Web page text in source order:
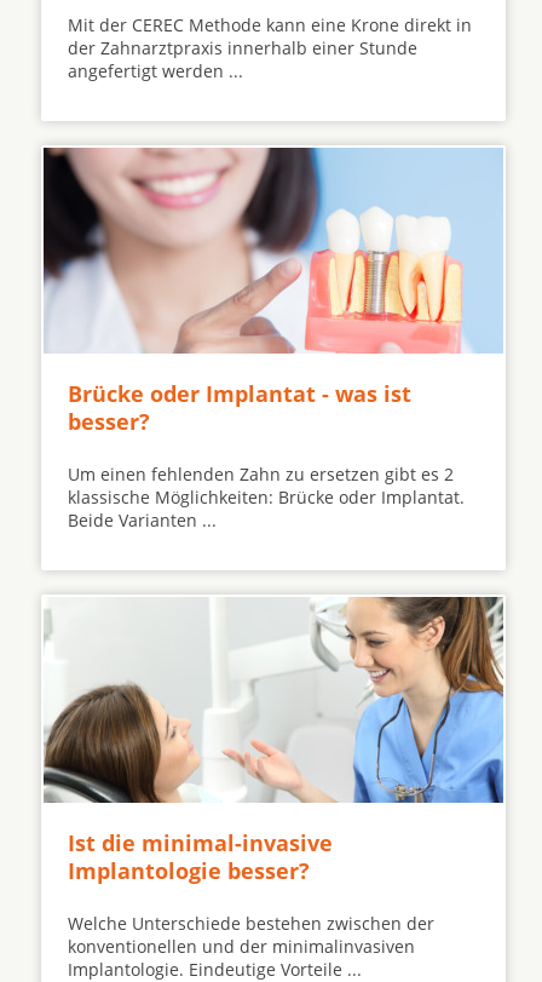
Mit der CEREC Methode kann eine Krone direkt in
der Zahnarztpraxis innerhalb einer Stunde
angefertigt werden ...
Brücke oder Implantat - was ist
besser?
Um einen fehlenden Zahn zu ersetzen gibt es 2
klassische Möglichkeiten: Brücke oder Implantat.
Beide Varianten ...
Ist die minimal-invasive
Implantologie besser?
Welche Unterschiede bestehen zwischen der
konventionellen und der minimalinvasiven
Implantologie. Eindeutige Vorteile ...